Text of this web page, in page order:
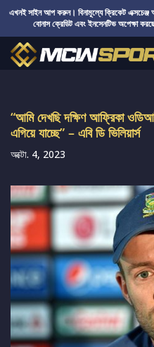
এখনই সাইন আপ করুন। বিনামূল্যে ক্রিকেট এক্সচেঞ্জ
বোনাস ক্রেডিট এবং ইনসেনটিভ অপেক্ষা
“আমি দেখছি দক্ষিণ আফ্রিকা
এগিয়ে যাচ্ছে” – এবি ডি ভিলিয়ার্স
অক্টো. 4, 2023